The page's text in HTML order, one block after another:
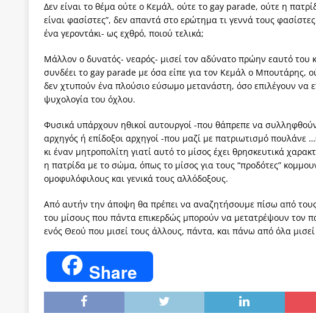
Δεν είναι το θέμα ούτε ο Κεμάλ, ούτε το gay parade, ούτε η
είναι φασίστες”, δεν απαντά στο ερώτημα τι γεννά τους
ένα γεροντάκι- ως εχθρό, ποιού τελικά;
Μάλλον ο δυνατός- νεαρός- μισεί τον αδύνατο πρώην εαυτό του
συνδέει το gay parade με όσα είπε για τον Κεμάλ ο Μπουτάρης,
δεν χτυπούν ένα πλούσιο εύσωμο μετανάστη, όσο επιλέγουν να
ψυχολογία του όχλου.
Φυσικά υπάρχουν ηθικοί αυτουργοί -που θάπρεπε να
αρχηγός ή επίδοξοι αρχηγοί -που μαζί με πατριωτισμό
κι έναν μητροπολίτη γιατί αυτό το μίσος έχει θρησκευτικά
η πατρίδα με το σώμα, όπως το μίσος για τους “προδότες”
ομοφυλόφιλους και γενικά τους αλλόδοξους.
Από αυτήν την άποψη θα πρέπει να αναζητήσουμε πίσω από
του μίσους που πάντα επικερδώς μπορούν να μετατρέψουν τον
ενός Θεού που μισεί τους άλλους, πάντα, και πάνω από όλα
Share